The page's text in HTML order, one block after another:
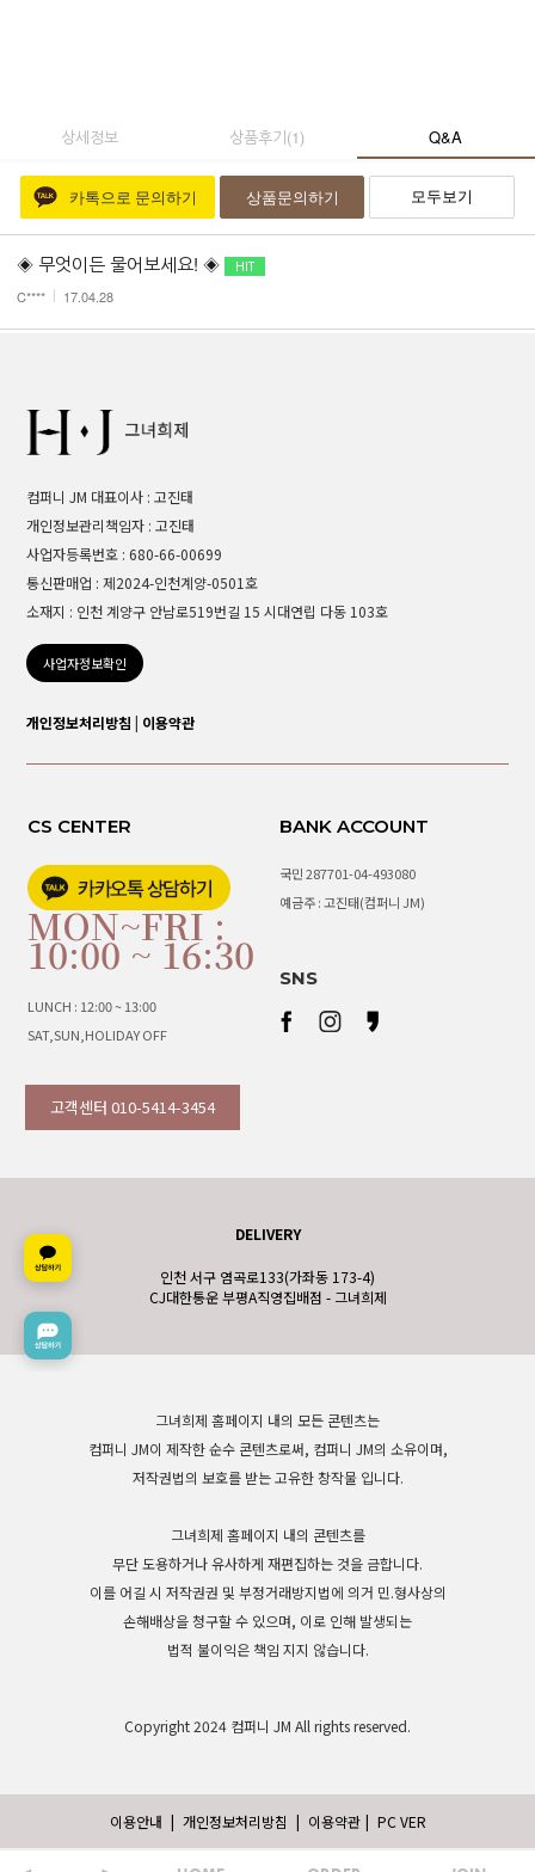
상세정보 상품후기(1) Q&A
카톡으로 문의하기 상품문의하기 모두보기
◈ 무엇이든 물어보세요! ◈
C**** 17.04.28
컴퍼니 JM 대표이사 : 고진태
개인정보관리책임자 : 고진태
사업자등록번호 : 680-66-00699
통신판매업 : 제2024-인천계양-0501호
소재지 : 인천 계양구 안남로519번길 15 시대연립 다동 103호
사업자정보확인
개인정보처리방침 | 이용약관
CS CENTER
MON~FRI :
10:00 ~ 16:30
LUNCH : 12:00 ~ 13:00
SAT,SUN,HOLIDAY OFF
고객센터 010-5414-3454
BANK ACCOUNT
국민 287701-04-493080
예금주 : 고진태(컴퍼니 JM)
SNS
DELIVERY
인천 서구 염곡로133(가좌동 173-4)
CJ대한통운 부평A직영집배점 - 그녀희제
그녀희제 홈페이지 내의 모든 콘텐츠는
컴퍼니 JM이 제작한 순수 콘텐츠로써, 컴퍼니 JM의 소유이며,
저작권법의 보호를 받는 고유한 창작물 입니다.
그녀희제 홈페이지 내의 콘텐츠를
무단 도용하거나 유사하게 재편집하는 것을 금합니다.
이를 어길 시 저작권권 및 부정거래방지법에 의거 민.형사상의
손해배상을 청구할 수 있으며, 이로 인해 발생되는
법적 불이익은 책임 지지 않습니다.
Copyright 2024 컴퍼니 JM All rights reserved.
이용안내 | 개인정보처리방침 | 이용약관 | PC VER